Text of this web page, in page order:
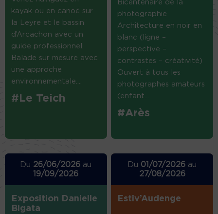
kayak ou en canoë sur
la Leyre et le bassin
d’Arcachon avec un
guide professionnel.
Balade sur mesure avec
une approche
environnementale....
#Le Teich
Bicentenaire de la
photographie
Architecture en noir en
blanc (ligne –
perspective –
contrastes – créativité)
Ouvert à tous les
photographes amateurs
(enfant...
#Arès
Du 26/06/2026 au
19/09/2026
Exposition Danielle
Bigata
Du 01/07/2026 au
27/08/2026
Estiv’Audenge